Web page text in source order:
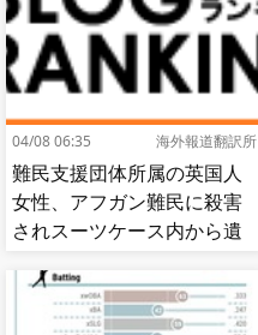
04/08 06:35 海外報道翻訳所
難民支援団体所属の英国人
女性、アフガン難民に殺害
されスーツケース内から遺
応]